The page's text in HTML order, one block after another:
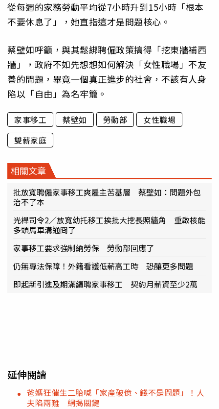
從每週的家務勞動平均從7小時升到15小時「根本
不要休息了」，她直指這才是問題核心。
蔡壁如呼籲，與其鬆綁聘僱政策搞得「挖東牆補西
牆」，政府不如先想想如何解決「女性職場」不友
善的問題，畢竟一個真正進步的社會，不該有人身
陷以「自由」為名牢籠。
家事移工 蔡壁如 勞動部
女性職場
雙薪家庭
相關文章
批放寬聘僱家事移工爽雇主苦基層 蔡壁如：問題外包
治不了本
光桿司令2／放寬幼托移工挨批大挖長照牆角 重啟核能
多頭馬車溝通冏了
家事移工要求強制納勞保 勞動部回應了
仍無專法保障！外籍看護低薪高工時 恐釀更多問題
即起新引進及期滿續聘家事移工 契約月薪資至少2萬
延伸閱讀
爸媽狂催生二胎喊「家產破億、錢不是問題」！人
夫陷兩難 網揭關鍵